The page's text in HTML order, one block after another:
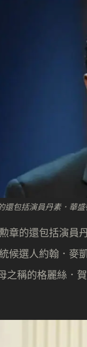
還包括演員丹素．華盛
章的還包括演員
候選人約翰．
之稱的格麗絲．